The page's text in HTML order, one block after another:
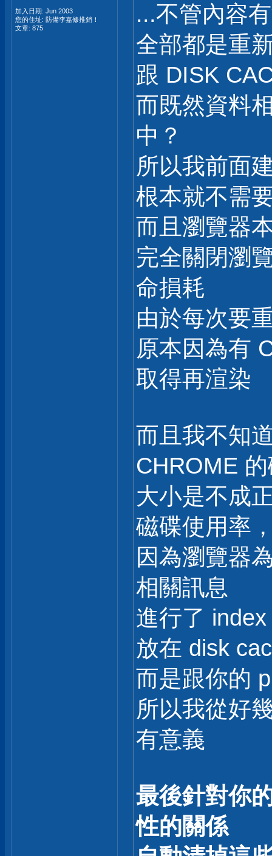
加入日期: Jun 2003
您的住址: 防備李嘉修推銷！
文章: 875
...不管內容
全部都是重
跟 DISK
而既然資料
中？
所以我前面
根本就不需
而且瀏覽器
完全關閉瀏
命損耗
由於每次要
原本因為有
取得再渲染
而且我不知
CHROME
大小是不成
磁碟使用率
因為瀏覽器
相關訊息
進行了
放在 disk
而是跟你的
所以我從好
有意義
最後針對你
性的關係